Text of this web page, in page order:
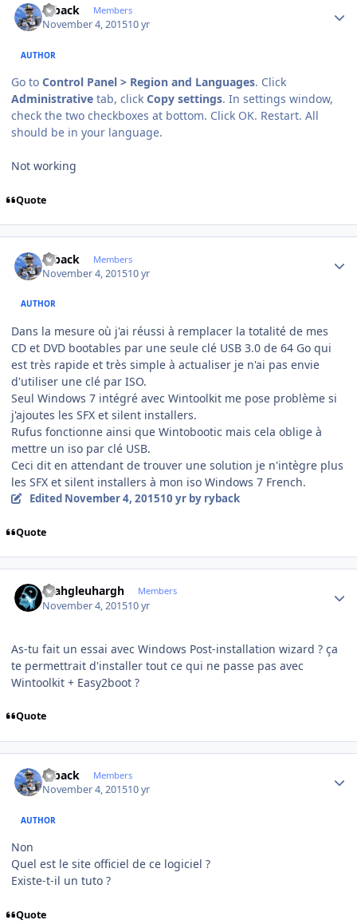
ryback Members
November 4, 201510 yr
AUTHOR
Go to Control Panel > Region and Languages. Click
Administrative tab, click Copy settings. In settings window,
check the two checkboxes at bottom. Click OK. Restart. All
should be in your language.
Not working
Quote
ryback Members
November 4, 201510 yr
AUTHOR
Dans la mesure où j'ai réussi à remplacer la totalité de mes
CD et DVD bootables par une seule clé USB 3.0 de 64 Go qui
est très rapide et très simple à actualiser je n'ai pas envie
d'utiliser une clé par ISO.
Seul Windows 7 intégré avec Wintoolkit me pose problème si
j'ajoutes les SFX et silent installers.
Rufus fonctionne ainsi que Wintobootic mais cela oblige à
mettre un iso par clé USB.
Ceci dit en attendant de trouver une solution je n'intègre plus
les SFX et silent installers à mon iso Windows 7 French.
Edited November 4, 201510 yrby ryback
Quote
rhahgleuhargh Members
November 4, 201510 yr
As-tu fait un essai avec Windows Post-installation wizard ? ça
te permettrait d'installer tout ce qui ne passe pas avec
Wintoolkit + Easy2boot ?
Quote
ryback Members
November 4, 201510 yr
AUTHOR
Non
Quel est le site officiel de ce logiciel ?
Existe-t-il un tuto ?
Quote